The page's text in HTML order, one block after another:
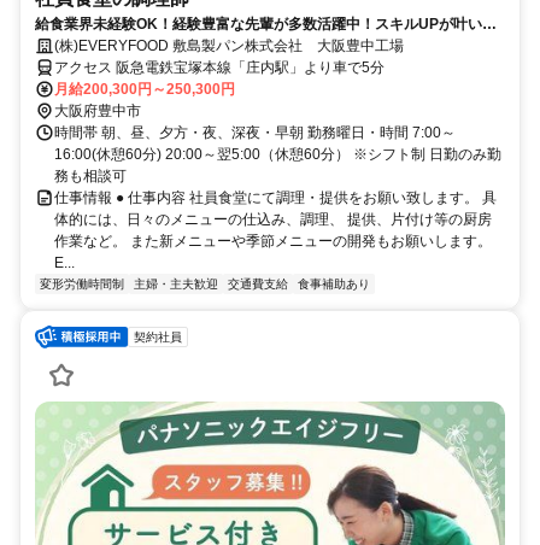
給食業界未経験OK！経験豊富な先輩が多数活躍中！スキルUPが叶いま
す！(株)EVERYFOOD 敷島製パン株式会社 大阪豊中工場
アクセス 阪急電鉄宝塚本線「庄内駅」より車で5分
月給200,300円～250,300円
大阪府豊中市
時間帯 朝、昼、夕方・夜、深夜・早朝 勤務曜日・時間 7:00～
16:00(休憩60分) 20:00～翌5:00（休憩60分） ※シフト制 日勤のみ勤
務も相談可
仕事情報 ● 仕事内容 社員食堂にて調理・提供をお願い致します。 具
体的には、日々のメニューの仕込み、調理、 提供、片付け等の厨房
作業など。 また新メニューや季節メニューの開発もお願いします。
E...
変形労働時間制 主婦・主夫歓迎 交通費支給 食事補助あり
契約社員